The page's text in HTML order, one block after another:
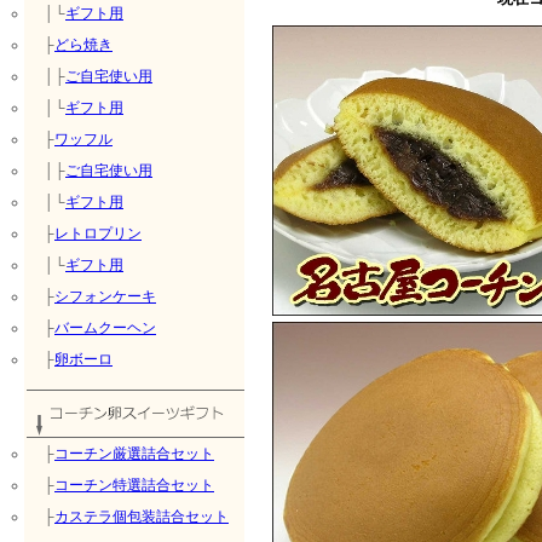
│└ギフト用
├どら焼き
│├ご自宅使い用
│└ギフト用
├ワッフル
│├ご自宅使い用
│└ギフト用
├レトロプリン
│└ギフト用
├シフォンケーキ
├バームクーヘン
├卵ボーロ
├コーチン厳選詰合セット
├コーチン特選詰合セット
├カステラ個包装詰合セット